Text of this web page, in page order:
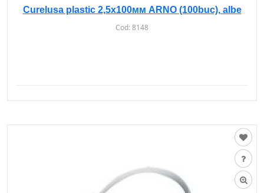
Curelusa plastic 2,5х100мм ARNO (100buc), albe
Cod:8148